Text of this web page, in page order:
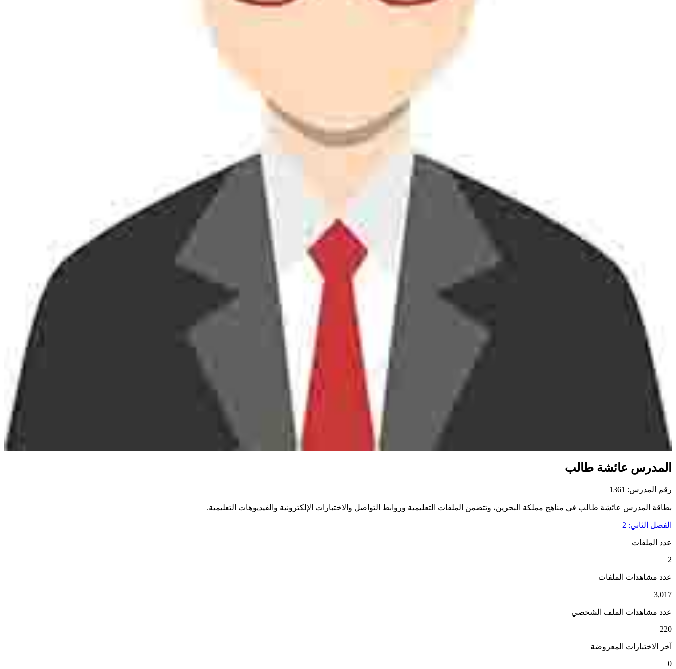
المدرس عائشة طالب
رقم المدرس: 1361
بطاقة المدرس عائشة طالب في مناهج مملكة البحرين، وتتضمن الملفات التعليمية وروابط التواصل والاختبارات الإلكترونية والفيديوهات التعليمية.
الفصل الثاني: 2
عدد الملفات
2
عدد مشاهدات الملفات
3,017
عدد مشاهدات الملف الشخصي
220
آخر الاختبارات المعروضة
0